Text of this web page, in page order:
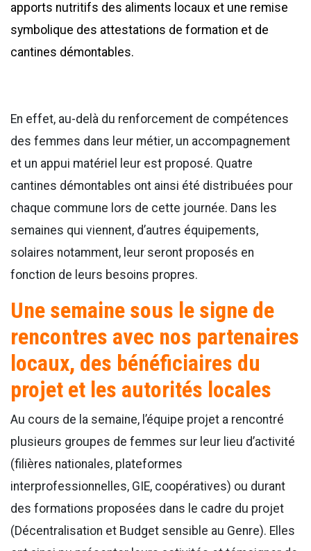
apports nutritifs des aliments locaux et une remise
symbolique des attestations de formation et de
cantines démontables.
En effet, au-delà du renforcement de compétences
des femmes dans leur métier, un accompagnement
et un appui matériel leur est proposé. Quatre
cantines démontables ont ainsi été distribuées pour
chaque commune lors de cette journée. Dans les
semaines qui viennent, d’autres équipements,
solaires notamment, leur seront proposés en
fonction de leurs besoins propres.
Une semaine sous le signe de
rencontres avec nos partenaires
locaux, des bénéficiaires du
projet et les autorités locales
Au cours de la semaine, l’équipe projet a rencontré
plusieurs groupes de femmes sur leur lieu d’activité
(filières nationales, plateformes
interprofessionnelles, GIE, coopératives) ou durant
des formations proposées dans le cadre du projet
(Décentralisation et Budget sensible au Genre). Elles